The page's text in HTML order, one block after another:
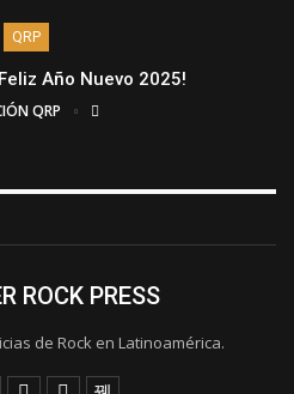
QRP
Año Nuevo 2025!
QRP
de Rock en Latinoamérica.